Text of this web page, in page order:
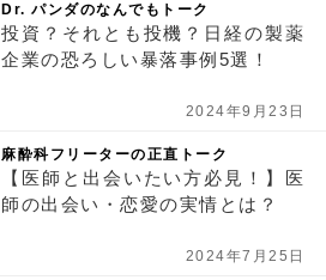
Dr. パンダのなんでもトーク
投資？それとも投機？日経の製薬
企業の恐ろしい暴落事例5選！
2024年9月23日
麻酔科フリーターの正直トーク
【医師と出会いたい方必見！】医
師の出会い・恋愛の実情とは？
2024年7月25日